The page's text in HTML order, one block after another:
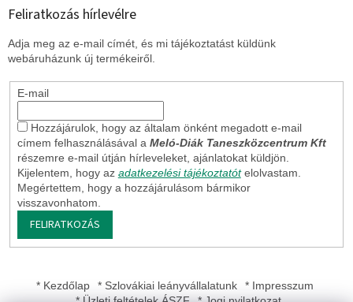
Feliratkozás hírlevélre
Adja meg az e-mail címét, és mi tájékoztatást küldünk
webáruházunk új termékeiről.
E-mail
Hozzájárulok, hogy az általam önként megadott e-mail
címem felhasználásával a Meló-Diák Taneszközcentrum Kft
részemre e-mail útján hírleveleket, ajánlatokat küldjön.
Kijelentem, hogy az adatkezelési tájékoztatót elolvastam.
Megértettem, hogy a hozzájárulásom bármikor
visszavonhatom.
FELIRATKOZÁS
* Kezdőlap * Szlovákiai leányvállalatunk
* Impresszum